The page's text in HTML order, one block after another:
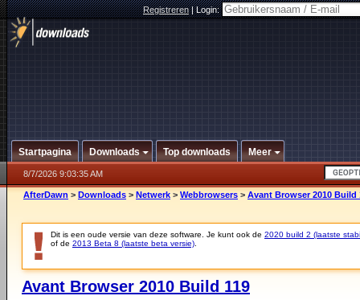
Registreren|Login:
Startpagina Downloads Top downloads Meer
8/7/2026 9:03:35 AM
AfterDawn > Downloads > Netwerk > Webbrowsers > Avant Browser 2010 Build
Dit is een oude versie van deze software. Je kunt ook de 2020 build 2 (laatste
of de 2013 Beta 8 (laatste beta versie)
Avant Browser 2010 Build 119